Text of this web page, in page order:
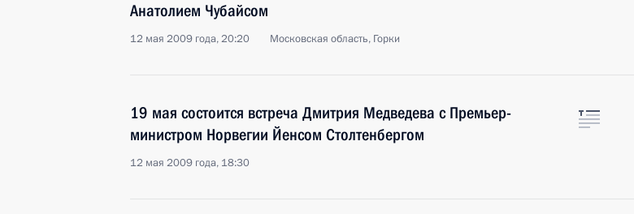
Анатолием Чубайсом
12 мая 2009 года, 20:20 Московская область, Горки
19 мая состоится встреча Дмитрия Медведева с Премьер-
министром Норвегии Йенсом Столтенбергом
12 мая 2009 года, 18:30